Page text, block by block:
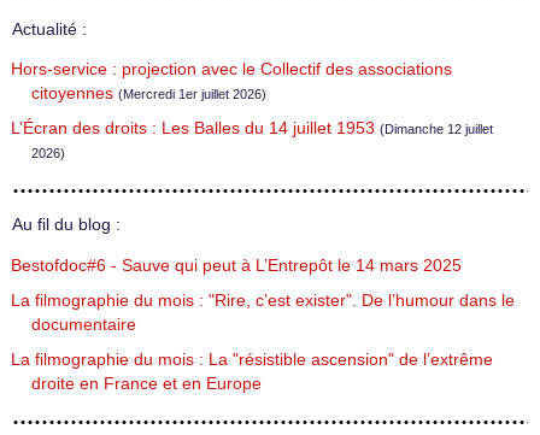
Actualité :
Hors-service : projection avec le Collectif des associations
citoyennes (Mercredi 1er juillet 2026)
L’Écran des droits : Les Balles du 14 juillet 1953 (Dimanche 12 juillet
2026)
Au fil du blog :
Bestofdoc#6 - Sauve qui peut à L’Entrepôt le 14 mars 2025
La filmographie du mois : "Rire, c’est exister". De l’humour dans le
documentaire
La filmographie du mois : La "résistible ascension" de l’extrême
droite en France et en Europe